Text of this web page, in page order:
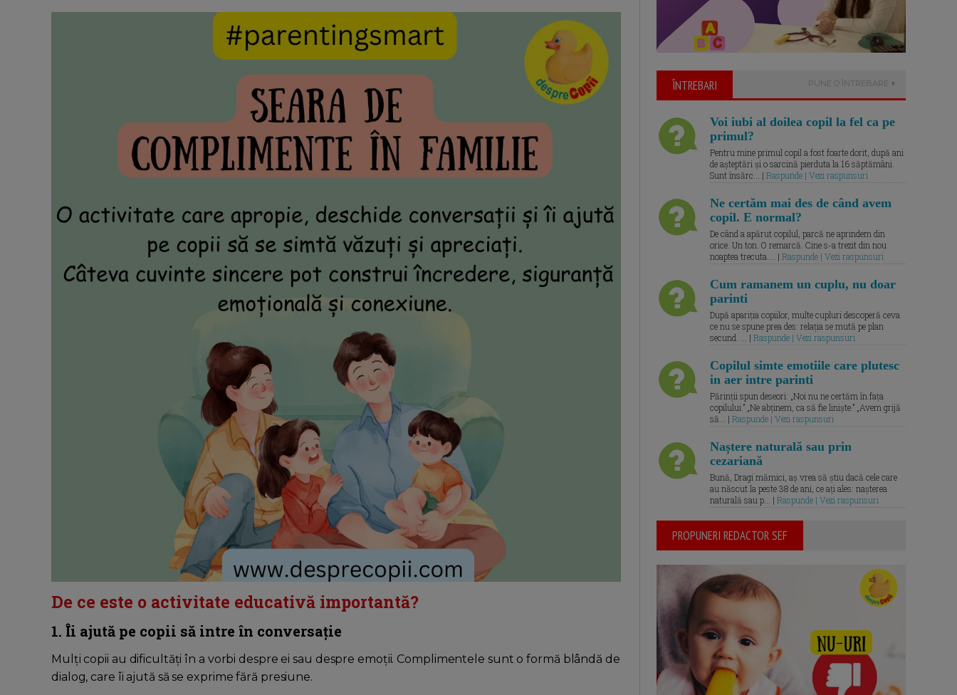
De ce este o activitate educativă importantă?
1. Îi ajută pe copii să intre în conversație
Mulți copii au dificultăți în a vorbi despre ei sau despre emoții. Complimentele sunt o formă blândă de
dialog, care îi ajută să se exprime fără presiune.
ÎNTREBARI PUNE O ÎNTREBARE
Voi iubi al doilea copil la fel ca pe
primul?
Pentru mine primul copil a fost foarte dorit, după ani
de așteptări și o sarcină pierduta la 16 săptămâni.
Sunt însărc... | Raspunde | Vezi raspunsuri
Ne certăm mai des de când avem
copil. E normal?
De când a apărut copilul, parcă ne aprindem din
orice. Un ton. O remarcă. Cine s-a trezit din nou
noaptea trecuta.... | Raspunde | Vezi raspunsuri
Cum ramanem un cuplu, nu doar
parinti
După apariția copiilor, multe cupluri descoperă ceva
ce nu se spune prea des: relația se mută pe plan
secund. ... | Raspunde | Vezi raspunsuri
Copilul simte emotiile care plutesc
in aer intre parinti
Părinții spun deseori: „Noi nu ne certăm în fața
copilului.” „Ne abținem, ca să fie liniște.” „Avem grijă
să... | Raspunde | Vezi raspunsuri
Naștere naturală sau prin
cezariană
Bună, Dragi mămici, aș vrea să știu dacă cele care
au născut la peste 38 de ani, ce ați ales: nașterea
naturală sau p... | Raspunde | Vezi raspunsuri
PROPUNERI REDACTOR SEF